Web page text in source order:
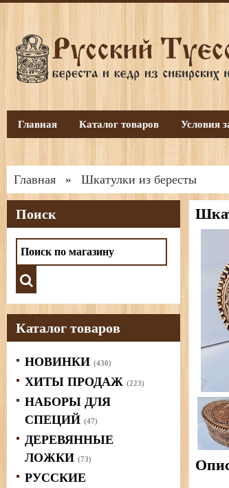
Главная Каталог товаров Условия
Главная » Шкатулки из бересты
Поиск
Каталог товаров
НОВИНКИ (430)
ХИТЫ ПРОДАЖ (223)
НАБОРЫ ДЛЯ
СПЕЦИЙ (47)
ДЕРЕВЯННЫЕ
ЛОЖКИ (73)
РУССКИЕ